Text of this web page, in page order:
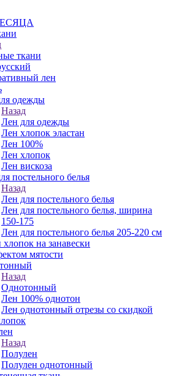
ткани
лен
одежды
Назад
Лен для одежды
Лен хлопок эластан
Лен 100%
Лен хлопок
Лен вискоза
постельного белья
Назад
Лен для постельного белья
Лен для постельного белья, ширина
150-175
Лен для постельного белья 205-220 см
на занавески
мятости
Назад
Однотонный
Лен 100% однотон
Лен однотонный отрезы со скидкой
Назад
Полулен
Полулен однотонный